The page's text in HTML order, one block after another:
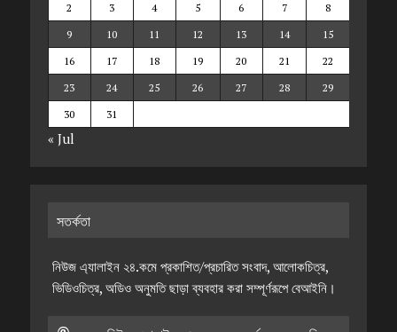
2
3 4 5 6 7
8
9
10 11 12 13 14
15
16
17 18 19 20 21
22
23
24 25 26 27 28
29
30
31
« Jul
সতর্কতা
নিউজ এ্যালাইন ২৪.কমে প্রকাশিত/প্রচারিত সংবাদ, আলোকচিত্র,
ভিডিওচিত্র, অডিও অনুমতি ছাড়া ব্যবহার করা সম্পূর্ণরূপে বেআইনি।